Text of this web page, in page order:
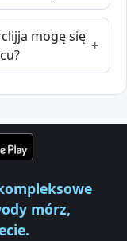
mogę się
mórz,